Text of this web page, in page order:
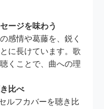
ージを味わう
感情や葛藤を、鋭く
に長けています。歌
くことで、曲への理
比べ
ルフカバーを聴き比